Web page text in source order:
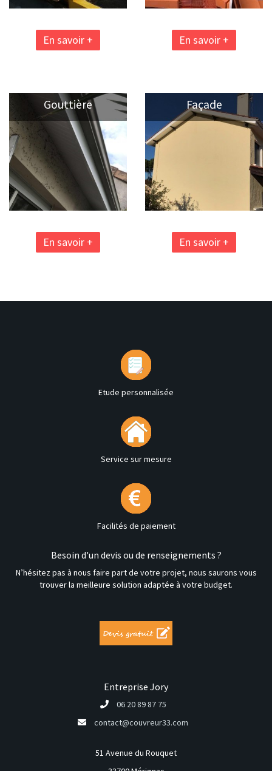
En savoir + En savoir +
Gouttière
En savoir +
Façade
En savoir +
Etude personnalisée
Service sur mesure
Facilités de paiement
Besoin d'un devis ou de renseignements ?
N’hésitez pas à nous faire part de votre projet, nous saurons vous
trouver la meilleure solution adaptée à votre budget.
Entreprise Jory
06 20 89 87 75
contact@couvreur33.com
51 Avenue du Rouquet